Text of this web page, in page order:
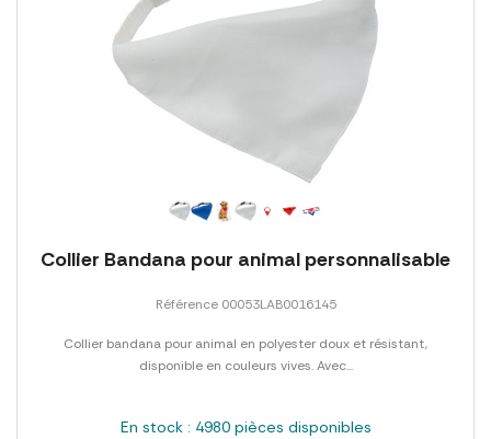
Collier Bandana pour animal personnalisable
Référence 00053LAB0016145
Collier bandana pour animal en polyester doux et résistant,
disponible en couleurs vives. Avec...
En stock : 4980 pièces disponibles